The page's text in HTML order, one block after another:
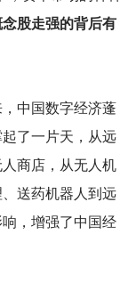
股走强的背后有
中国数字经济蓬
了一片天，从远
商店，从无人机
送药机器人到远
，增强了中国经